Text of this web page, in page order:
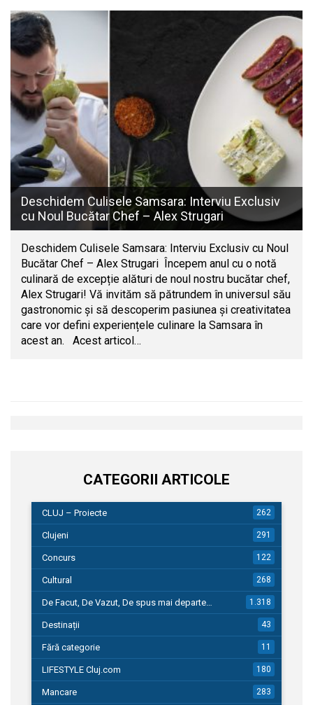
Deschidem Culisele Samsara: Interviu Exclusiv
cu Noul Bucătar Chef – Alex Strugari
Deschidem Culisele Samsara: Interviu Exclusiv cu Noul
Bucătar Chef – Alex Strugari Începem anul cu o notă
culinară de excepție alături de noul nostru bucătar chef,
Alex Strugari! Vă invităm să pătrundem în universul său
gastronomic și să descoperim pasiunea și creativitatea
care vor defini experiențele culinare la Samsara în
acest an. Acest articol…
CATEGORII ARTICOLE
CLUJ – Proiecte 262
Clujeni 291
Concurs 122
Cultural 268
De Facut, De Vazut, De spus mai departe… 1.318
Destinații 43
Fără categorie 11
LIFESTYLE Cluj.com 180
Mancare 283